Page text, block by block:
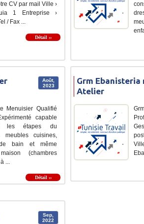
CV par mail Ville ›
1 Entreprise ›
/ Fax ...
Détail ››
Août,
2023
Menuisier Qualifié
capable
les étapes du
meubles cuisines,
bain et même
(chambres
...
Détail ››
Grm Ebanisteria
Atelier
Sep,
2022